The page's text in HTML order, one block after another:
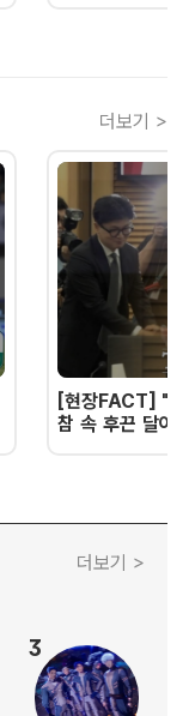
더보기 >
[현장FACT] "한
참 속 후끈 달아
더보기 >
3